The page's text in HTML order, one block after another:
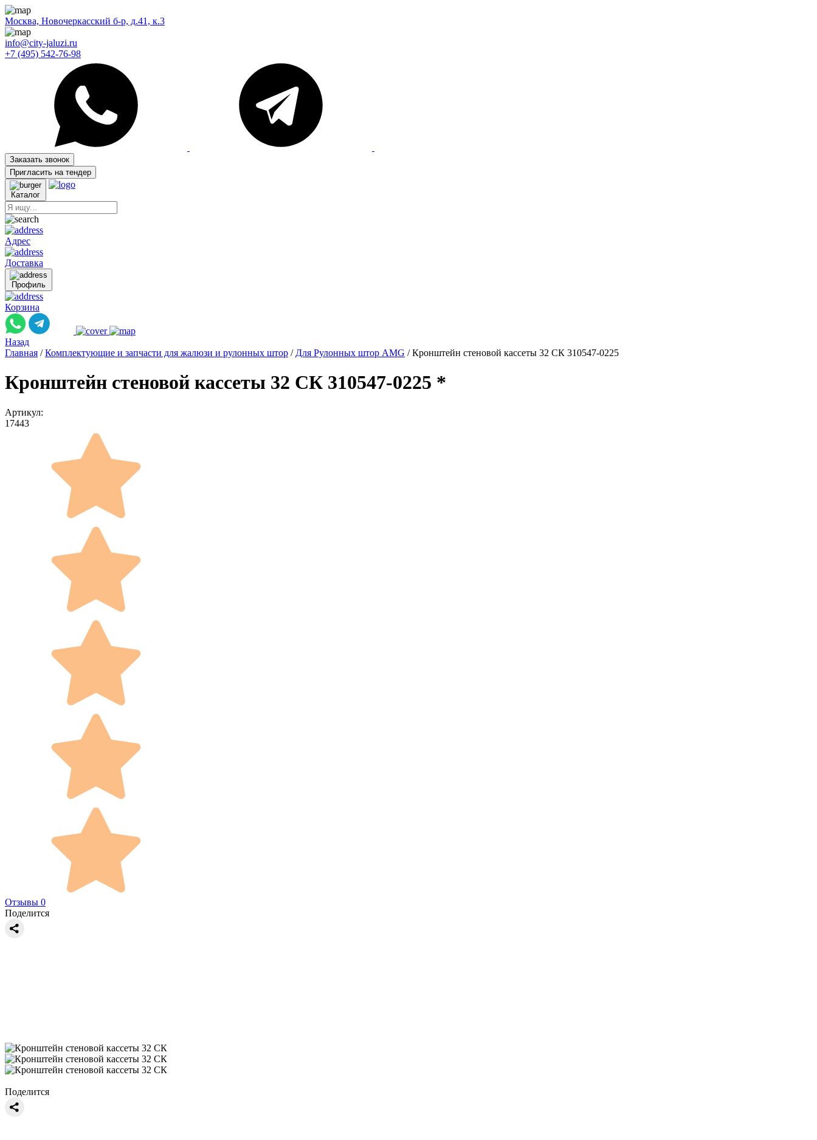
Москва, Новочеркасский б-р, д.41, к.3
info@city-jaluzi.ru
+7 (495) 542-76-98
Заказать звонок
Пригласить на тендер
Каталог
Адрес
Доставка
Профиль
Корзина
Назад
Главная / Комплектующие и запчасти для жалюзи и рулонных штор / Для Рулонных штор AMG / Кронштейн стеновой кассеты 32 СК 310547-0225
Кронштейн стеновой кассеты 32 СК 310547-0225 *
Артикул:
17443
Отзывы 0
Поделится
Поделится